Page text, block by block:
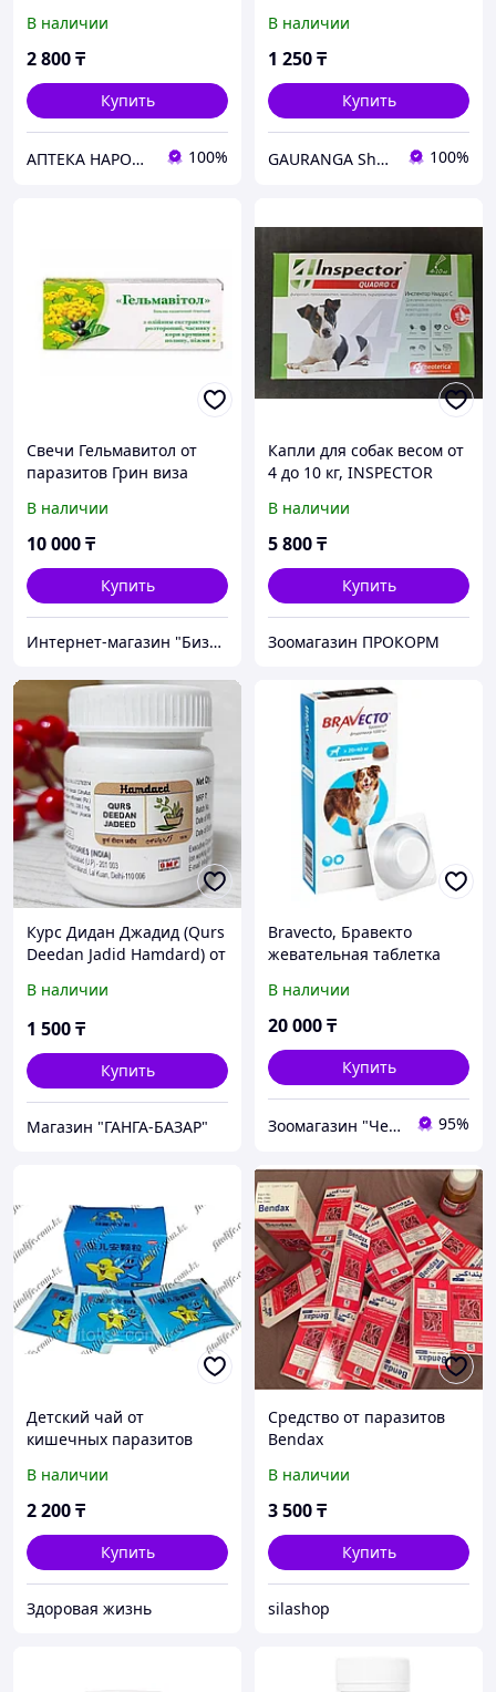
В наличии
2 800₸
Купить
АПТЕКА НАРОДНОЙ МЕДИЦИНЫ 100%
против паразитов
В наличии
1 250₸
Купить
GAURANGA Shop Almaty 100%
Свечи Гельмавитол от
паразитов Грин виза
В наличии
10 000₸
Купить
Интернет-магазин "Бизон" - территория выгодных приобретений
Капли для собак весом от
4 до 10 кг, INSPECTOR
внутренних паразитов, 1
пипетка
В наличии
5 800₸
Купить
Зоомагазин ПРОКОРМ
Курс Дидан Джадид (Qurs
Deedan Jadid Hamdard) от
таб
В наличии
1 500₸
Купить
Магазин "ГАНГА-БАЗАР"
Bravecto, Бравекто
жевательная таблетка
1000мг
В наличии
20 000₸
Купить
Зоомагазин "Чемпион" 95%
Детский чай от
кишечных паразитов
В наличии
2 200₸
Купить
Здоровая жизнь
Средство от паразитов
Bendax
В наличии
3 500₸
Купить
silashop